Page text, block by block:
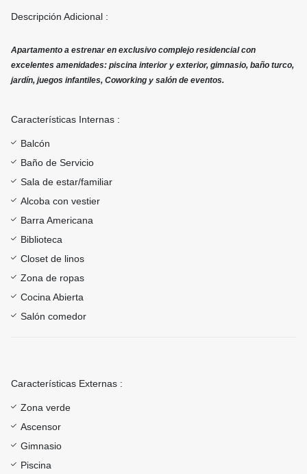
Descripción Adicional :
Apartamento a estrenar en exclusivo complejo residencial con
excelentes amenidades: piscina interior y exterior, gimnasio, baño turco,
jardín, juegos infantiles, Coworking y salón de eventos.
Características Internas :
Balcón
Baño de Servicio
Sala de estar/familiar
Alcoba con vestier
Barra Americana
Biblioteca
Closet de linos
Zona de ropas
Cocina Abierta
Salón comedor
Características Externas :
Zona verde
Ascensor
Gimnasio
Piscina